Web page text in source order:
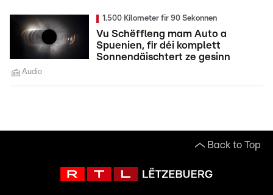
1.500 Kilometer fir 90 Sekonnen
Vu Schëffleng mam Auto a
Spuenien, fir déi komplett
Sonnendäischtert ze gesinn
Audio
Back to Top